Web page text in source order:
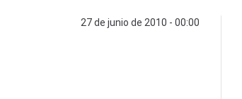
27 de junio de 2010 - 00:00